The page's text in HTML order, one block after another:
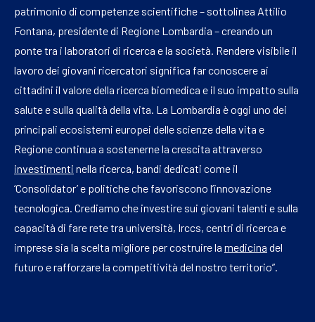
patrimonio di competenze scientifiche – sottolinea Attilio
Fontana, presidente di Regione Lombardia – creando un
ponte tra i laboratori di ricerca e la società. Rendere visibile il
lavoro dei giovani ricercatori significa far conoscere ai
cittadini il valore della ricerca biomedica e il suo impatto sulla
salute e sulla qualità della vita. La Lombardia è oggi uno dei
principali ecosistemi europei delle scienze della vita e
Regione continua a sostenerne la crescita attraverso
investimenti nella ricerca, bandi dedicati come il
‘Consolidator’ e politiche che favoriscono l’innovazione
tecnologica. Crediamo che investire sui giovani talenti e sulla
capacità di fare rete tra università, Irccs, centri di ricerca e
imprese sia la scelta migliore per costruire la medicina del
futuro e rafforzare la competitività del nostro territorio”.